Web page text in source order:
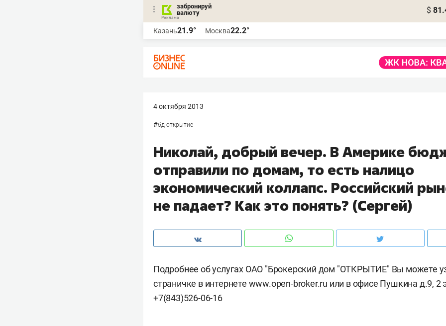
забронируй
валюту
$
Казань21.9° Москва22.2°
4 октября 2013
#бд открытие
Николай, добрый вечер. В Америке
отправили по домам, то есть налицо
экономический коллапс. Российский
не падает? Как это понять? (Сергей)
Подробнее об услугах ОАО "Брокерский дом "ОТКРЫТИЕ" Вы можете
страничке в интернете www.open-broker.ru или в офисе Пушкина д.9, 2
+7(843)526-06-16